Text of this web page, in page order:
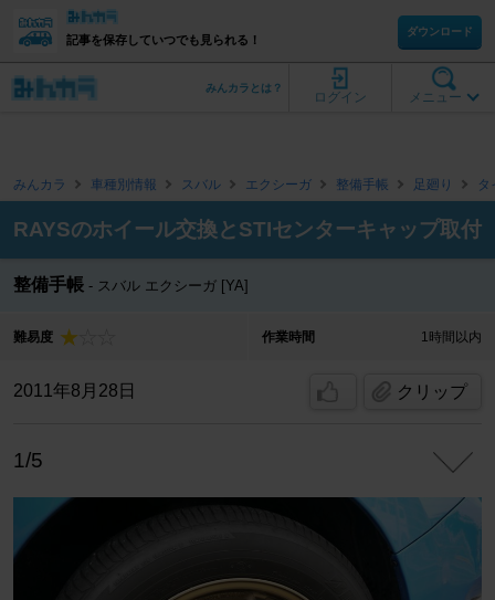
記事を保存していつでも見られる！
ダウンロード
メニュー
ログイン
みんカラとは？
みんカラ 車種別情報 スバル エクシーガ 整備手帳 足廻り タ
RAYSのホイール交換とSTIセンターキャップ取付
整備手帳 スバル エクシーガ [YA]
難易度 作業時間 1時間以内
2011年8月28日 クリップ
1/5